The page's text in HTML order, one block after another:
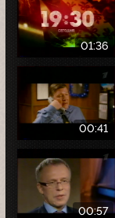
01:36
00:41
00:57